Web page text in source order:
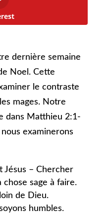
dernière semaine
Noel. Cette
le contraste
mages. Notre
dans Matthieu 2:1-
examinerons
Jésus – Chercher
sage à faire.
de Dieu.
humbles.